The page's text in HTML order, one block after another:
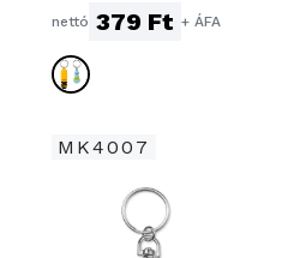
nettó 379 Ft + ÁFA
MK4007